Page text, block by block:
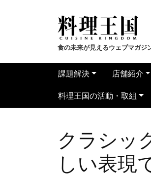
食の未来が見えるウェブマガジ
課題解決 店舗紹介
料理王国の活動・取組
クラシッ
しい表現